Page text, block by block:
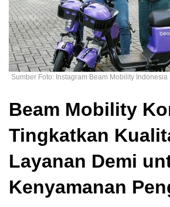
Sumber Foto: Instagram Beam Mobility Indonesia
Beam Mobility
Tingkatkan
Layanan Demi
Kenyamanan